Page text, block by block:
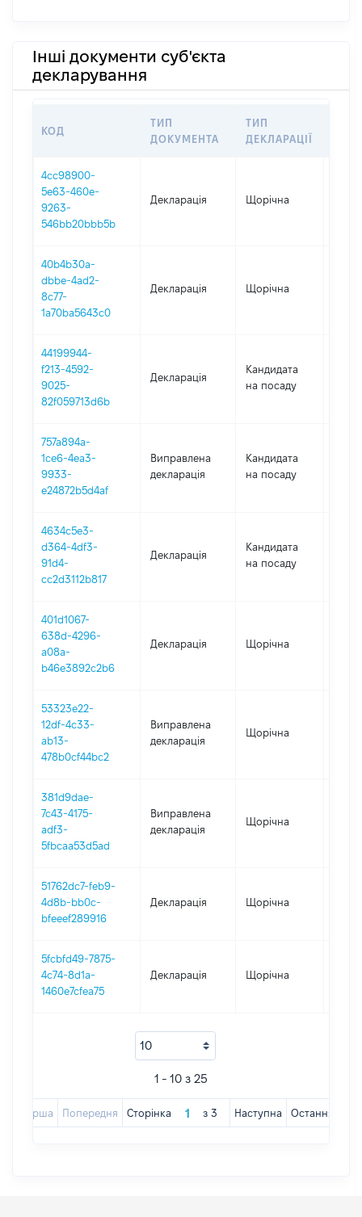
Інші документи суб'єкта
декларування
КОД
ТИП
ДОКУМЕНТА
ТИП
ДЕКЛАРАЦІЇ
4cc98900-
5e63-460e-
9263-
546bb20bbb5b
Декларація Щорічна
40b4b30a-
dbbe-4ad2-
8c77-
1a70ba5643c0
Декларація Щорічна
44199944-
f213-4592-
9025-
82f059713d6b
Декларація
Кандидата
на посаду
757a894a-
1ce6-4ea3-
9933-
e24872b5d4af
Виправлена
декларація
Кандидата
на посаду
4634c5e3-
d364-4df3-
91d4-
cc2d3112b817
Декларація
Кандидата
на посаду
401d1067-
638d-4296-
a08a-
b46e3892c2b6
Декларація Щорічна
53323e22-
12df-4c33-
ab13-
478b0cf44bc2
Виправлена
декларація
Щорічна
381d9dae-
7c43-4175-
adf3-
5fbcaa53d5ad
Виправлена
декларація
Щорічна
51762dc7-feb9-
4d8b-bb0c-
bfeeef289916
Декларація Щорічна
5fcbfd49-7875-
4c74-8d1a-
1460e7cfea75
Декларація Щорічна
1 - 10 з 25
Перша Попередня Сторінка з 3 Наступна Остання